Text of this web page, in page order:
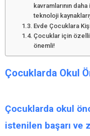
kavramlarının
teknoloji
Evde Çocuklara
Çocuklar için
önemli!
Çocuklarda Okul
Çocuklarda okul
istenilen başarı ve